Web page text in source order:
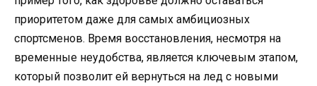
приоритетом даже для самых амбициозных
спортсменов. Время восстановления, несмотря на
временные неудобства, является ключевым этапом,
который позволит ей вернуться на лед с новыми